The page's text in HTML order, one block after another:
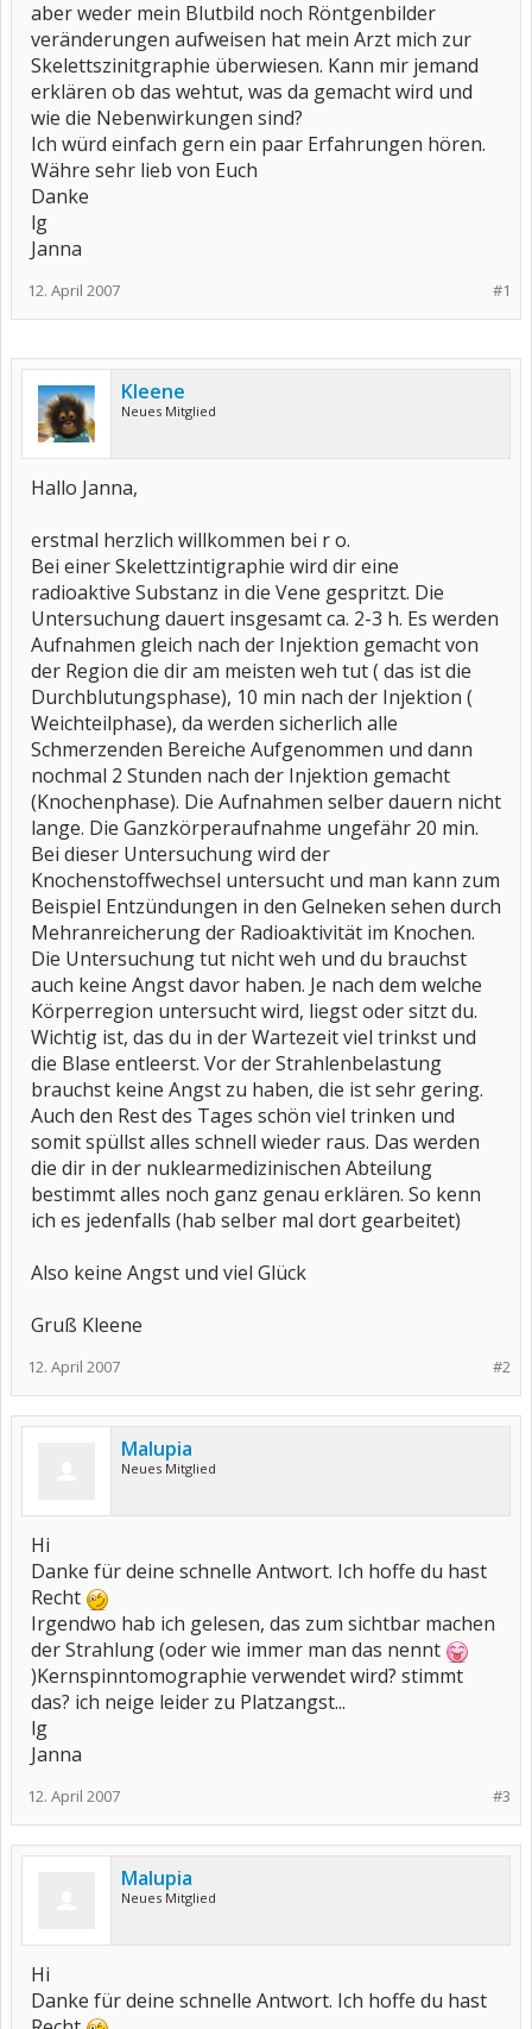
aber weder mein Blutbild noch Röntgenbilder
veränderungen aufweisen hat mein Arzt mich zur
Skelettszinitgraphie überwiesen. Kann mir jemand
erklären ob das wehtut, was da gemacht wird und
wie die Nebenwirkungen sind?
Ich würd einfach gern ein paar Erfahrungen hören.
Währe sehr lieb von Euch
Danke
lg
Janna
#1
12. April 2007
Kleene
Neues Mitglied
Hallo Janna,
erstmal herzlich willkommen bei r o.
Bei einer Skelettzintigraphie wird dir eine
radioaktive Substanz in die Vene gespritzt. Die
Untersuchung dauert insgesamt ca. 2-3 h. Es werden
Aufnahmen gleich nach der Injektion gemacht von
der Region die dir am meisten weh tut ( das ist die
Durchblutungsphase), 10 min nach der Injektion (
Weichteilphase), da werden sicherlich alle
Schmerzenden Bereiche Aufgenommen und dann
nochmal 2 Stunden nach der Injektion gemacht
(Knochenphase). Die Aufnahmen selber dauern nicht
lange. Die Ganzkörperaufnahme ungefähr 20 min.
Bei dieser Untersuchung wird der
Knochenstoffwechsel untersucht und man kann zum
Beispiel Entzündungen in den Gelneken sehen durch
Mehranreicherung der Radioaktivität im Knochen.
Die Untersuchung tut nicht weh und du brauchst
auch keine Angst davor haben. Je nach dem welche
Körperregion untersucht wird, liegst oder sitzt du.
Wichtig ist, das du in der Wartezeit viel trinkst und
die Blase entleerst. Vor der Strahlenbelastung
brauchst keine Angst zu haben, die ist sehr gering.
Auch den Rest des Tages schön viel trinken und
somit spüllst alles schnell wieder raus. Das werden
die dir in der nuklearmedizinischen Abteilung
bestimmt alles noch ganz genau erklären. So kenn
ich es jedenfalls (hab selber mal dort gearbeitet)
Also keine Angst und viel Glück
Gruß Kleene
#2
12. April 2007
Malupia
Neues Mitglied
Hi
Danke für deine schnelle Antwort. Ich hoffe du hast
Recht
Irgendwo hab ich gelesen, das zum sichtbar machen
der Strahlung (oder wie immer man das nennt
)Kernspinntomographie verwendet wird? stimmt
das? ich neige leider zu Platzangst...
lg
Janna
#3
12. April 2007
Malupia
Neues Mitglied
Hi
Danke für deine schnelle Antwort. Ich hoffe du hast